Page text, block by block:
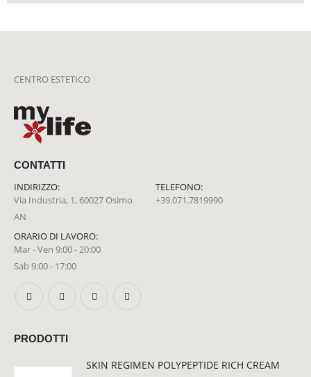
CENTRO ESTETICO
CONTATTI
INDIRIZZO:
Via Industria, 1, 60027 Osimo
AN
TELEFONO:
+39.071.7819990
ORARIO DI LAVORO:
Mar - Ven 9:00 - 20:00
Sab 9:00 - 17:00
PRODOTTI
SKIN REGIMEN POLYPEPTIDE RICH CREAM